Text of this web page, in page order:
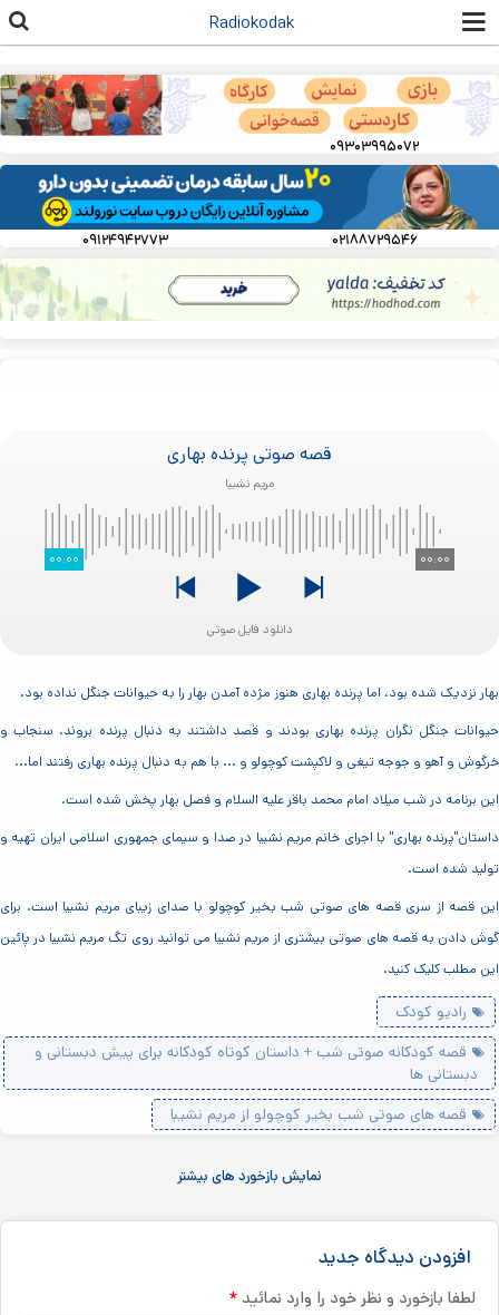
محتوای
اصلی
Radiokodak
۰۹۳۰۳۹۹۵۰۷۲
۰۲۱۸۸۷۲۹۵۴۶ ۰۹۱۲۴۹۴۲۷۷۳
قصه صوتی پرنده بهاری
مریم نشیبا
۰۰:۰۰ ۰۰:۰۰
دانلود فایل صوتی
بهار نزدیک شده بود، اما پرنده بهاری هنوز مژده آمدن بهار را به حیوانات جنگل نداده بود.
حیوانات جنگل نگران پرنده بهاری بودند و قصد داشتند به دنبال پرنده بروند. سنجاب و
خرگوش و آهو و جوجه تیغی و لاکپشت کوچولو و ... با هم به دنبال پرنده بهاری رفتند اما...
این برنامه در شب میلاد امام محمد باقر علیه السلام و فصل بهار پخش شده است.
داستان"پرنده بهاری" با اجرای خانم مریم نشیبا در صدا و سیمای جمهوری اسلامی ایران تهیه و
تولید شده است.
این قصه از سری قصه های صوتی شب بخیر کوچولو با صدای زیبای مریم نشیبا است. برای
گوش دادن به قصه های صوتی بیشتری از مریم نشیبا می توانید روی تگ مریم نشیبا در پائین
این مطلب کلیک کنید.
رادیو کودک
قصه کودکانه صوتی شب + داستان کوتاه کودکانه برای پیش دبستانی و
دبستانی ها
قصه های صوتی شب بخیر کوچولو از مریم نشیبا
نمایش بازخورد های بیشتر
افزودن دیدگاه جدید
لطفا بازخورد و نظر خود را وارد نمائید *